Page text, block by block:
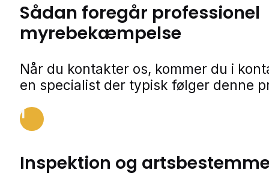
Sådan foregår professionel
myrebekæmpelse
Når du kontakter os, kommer du i
en specialist der typisk følger denne
1
Inspektion og